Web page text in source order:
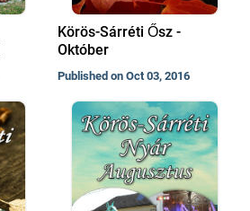
Körös-Sárréti Ősz -
Október
Published on Oct 03, 2016